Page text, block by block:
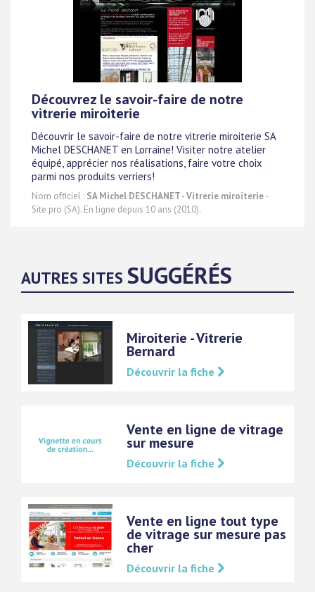
Découvrez le savoir-faire de notre
vitrerie miroiterie
Découvrir le savoir-faire de notre vitrerie miroiterie SA
Michel DESCHANET en Lorraine! Visiter notre atelier
équipé, apprécier nos réalisations, faire votre choix
parmi nos produits verriers!
Nom officiel : SA Michel DESCHANET - Vitrerie miroiterie-
Site pro (SA). En ligne depuis 10 ans (2010).
AUTRES SITES SUGGÉRÉS
Miroiterie - Vitrerie
Bernard
Découvrir la fiche
Vente en ligne de vitrage
sur mesure
Découvrir la fiche
Vente en ligne tout type
de vitrage sur mesure pas
cher
Découvrir la fiche